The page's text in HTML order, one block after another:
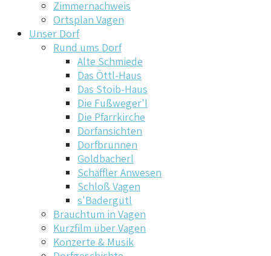
Zimmernachweis
Ortsplan Vagen
Unser Dorf
Rund ums Dorf
Alte Schmiede
Das Öttl-Haus
Das Stoib-Haus
Die Fußweger'l
Die Pfarrkirche
Dorfansichten
Dorfbrunnen
Goldbacherl
Schäffler Anwesen
Schloß Vagen
s'Badergütl
Brauchtum in Vagen
Kurzfilm über Vagen
Konzerte & Musik